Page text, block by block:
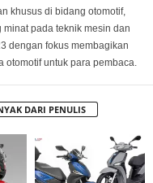
khusus di bidang otomotif,
pada teknik mesin dan
dengan fokus membagikan
untuk para pembaca.
DARI PENULIS